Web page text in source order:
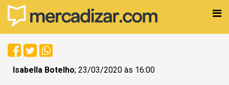
Isabella Botelho; 23/03/2020 às 16:00